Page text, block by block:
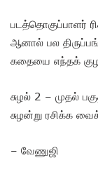
படத்தொகுப்பாளர்
ஆனால் பல
கதையை எந்தக்
சுழல் 2 – முதல்
சுழன்று ரசிக்க
– வேணுஜி